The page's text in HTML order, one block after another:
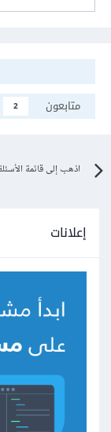
متابعون
2
اذهب إلى قائمة الأسئلة
إعلانات